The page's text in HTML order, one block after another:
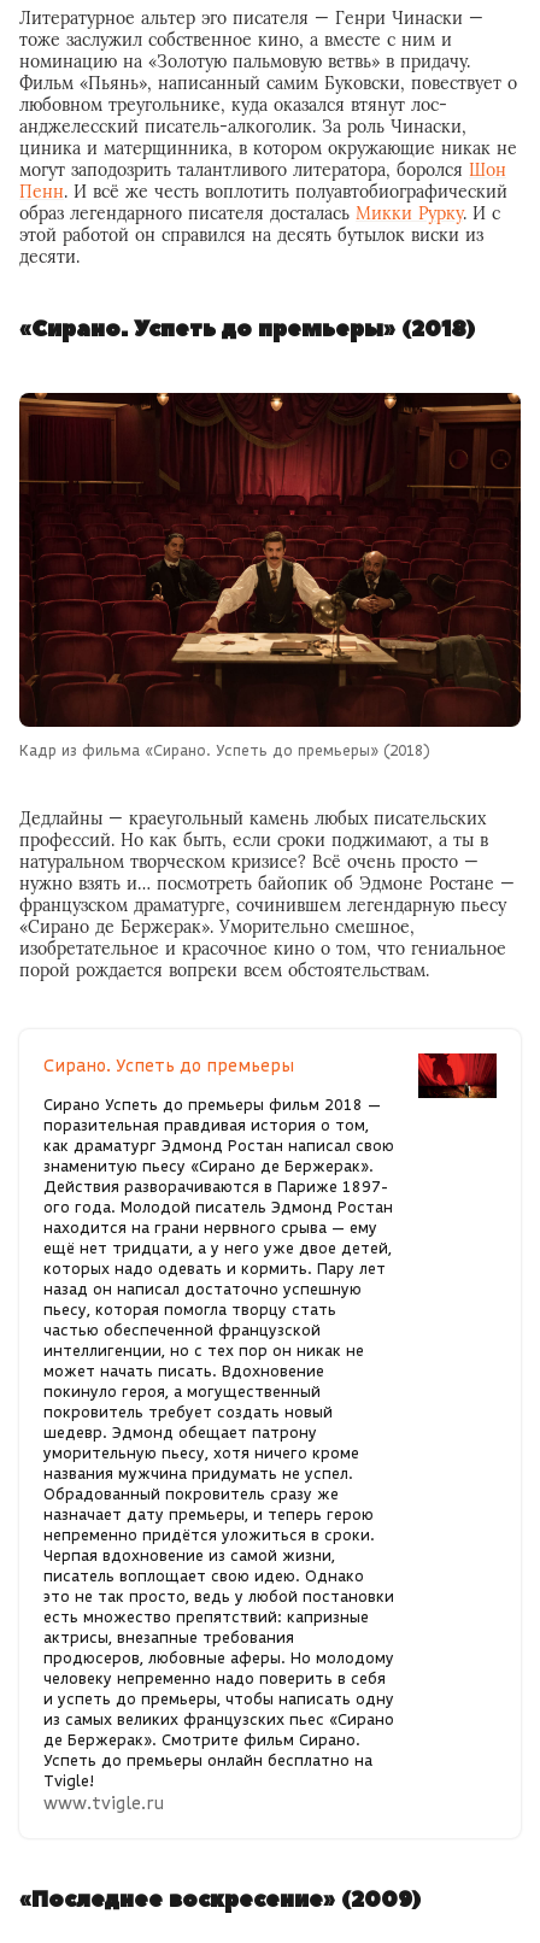
Литературное альтер эго писателя — Генри Чинаски —
тоже заслужил собственное кино, а вместе с ним и
номинацию на «Золотую пальмовую ветвь» в придачу.
Фильм «Пьянь», написанный самим Буковски, повествует о
любовном треугольнике, куда оказался втянут лос-
анджелесский писатель-алкоголик. За роль Чинаски,
циника и матерщинника, в котором окружающие никак не
могут заподозрить талантливого литератора, боролся Шон
Пенн. И всё же честь воплотить полуавтобиографический
образ легендарного писателя досталась Микки Рурку. И с
этой работой он справился на десять бутылок виски из
десяти.
«Сирано. Успеть до премьеры» (2018)
Кадр из фильма «Сирано. Успеть до премьеры» (2018)
Дедлайны — краеугольный камень любых писательских
профессий. Но как быть, если сроки поджимают, а ты в
натуральном творческом кризисе? Всё очень просто —
нужно взять и… посмотреть байопик об Эдмоне Ростане —
французском драматурге, сочинившем легендарную пьесу
«Сирано де Бержерак». Уморительно смешное,
изобретательное и красочное кино о том, что гениальное
порой рождается вопреки всем обстоятельствам.
Сирано. Успеть до премьеры
Сирано Успеть до премьеры фильм 2018 —
поразительная правдивая история о том,
как драматург Эдмонд Ростан написал свою
знаменитую пьесу «Сирано де Бержерак».
Действия разворачиваются в Париже 1897-
ого года. Молодой писатель Эдмонд Ростан
находится на грани нервного срыва — ему
ещё нет тридцати, а у него уже двое детей,
которых надо одевать и кормить. Пару лет
назад он написал достаточно успешную
пьесу, которая помогла творцу стать
частью обеспеченной французской
интеллигенции, но с тех пор он никак не
может начать писать. Вдохновение
покинуло героя, а могущественный
покровитель требует создать новый
шедевр. Эдмонд обещает патрону
уморительную пьесу, хотя ничего кроме
названия мужчина придумать не успел.
Обрадованный покровитель сразу же
назначает дату премьеры, и теперь герою
непременно придётся уложиться в сроки.
Черпая вдохновение из самой жизни,
писатель воплощает свою идею. Однако
это не так просто, ведь у любой постановки
есть множество препятствий: капризные
актрисы, внезапные требования
продюсеров, любовные аферы. Но молодому
человеку непременно надо поверить в себя
и успеть до премьеры, чтобы написать одну
из самых великих французских пьес «Сирано
де Бержерак». Смотрите фильм Сирано.
Успеть до премьеры онлайн бесплатно на
Tvigle!
www.tvigle.ru
«Последнее воскресение» (2009)